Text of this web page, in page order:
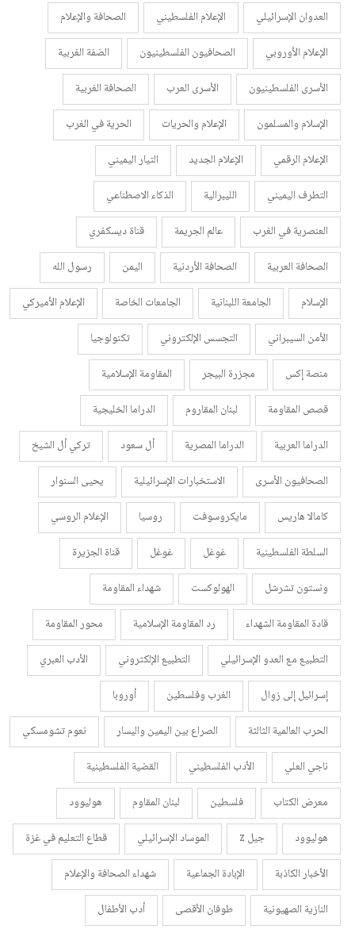
العدوان الإسرائيلي
الإعلام الفلسطيني
الصحافة والإعلام
الإعلام الأوروبي
الصحافيون الفلسطينيون
الضفة الغربية
الأسرى الفلسطينيون
الأسرى العرب
الصحافة الغربية
الإسلام والمسلمون
الإعلام والحريات
الحرية في الغرب
الإعلام الرقمي
الإعلام الجديد
التيار اليميني
التطرف اليميني
الليبرالية
الذكاء الاصطناعي
العنصرية في الغرب
عالم الجريمة
قناة ديسكفري
الصحافة العربية
الصحافة الأردنية اليمن
رسول الله
الإسلام
الجامعة اللبنانية الجامعات الخاصة
الإعلام الأميركي
الأمن السيبراني
التجسس الإلكتروني
تكنولوجيا
منصة إكس
مجزرة البيجر
المقاومة الإسلامية
قصص المقاومة
لبنان المقاروم
الدراما الخليجية
الدراما العربية
الدراما المصرية أل سعود
تركي أل الشيخ
الصحافيون الأسرى
الاستخبارات الإسرائيلية
يحيى السنوار
كامالا هاريس
مايكروسوفت روسيا
الإعلام الروسي
السلطة الفلسطينية
غوغل غوغل
قناة الجزيرة
ونستون تشرشل
الهولوكست
شهداء المقاومة
قادة المقاومة الشهداء
رد المقاومة الإسلامية
محور المقاومة
التطبيع مع العدو الإسرائيلي
التطبيع الإلكتروني
الأدب العبري
إسرائيل إلى زوال
الغرب وفلسطين
أوروبا
الحرب العالمية الثالثة
الصراع بين اليمين واليسار
نعوم تشومسكي
ناجي العلي
الأدب الفلسطيني
القضية الفلسطينية
معرض الكتاب
فلسطين لبنان المقاوم
هوليوود
هوليوود
جيل z الموساد الإسرائيلي
قطاع التعليم في غزة
الأخبار الكاذبة
الإبادة الجماعية
شهداء الصحافة والإعلام
النازية الصهيونية
طوفان الأقصى أدب الأطفال